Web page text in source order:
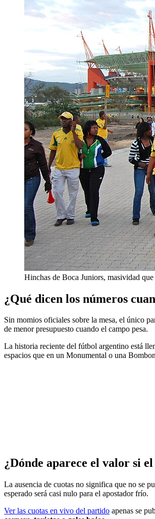
Hinchas de Boca Juniors, masividad
¿Qué dicen los números
Sin momios oficiales sobre la mesa, el único
de menor presupuesto cuando el campo pesa.
La historia reciente del fútbol argentino está
espacios que en un Monumental o una
¿Dónde aparece el valor si
La ausencia de cuotas no significa que no se
esperado será casi nulo para el apostador frío.
Ver las cuotas en vivo del partido apenas se